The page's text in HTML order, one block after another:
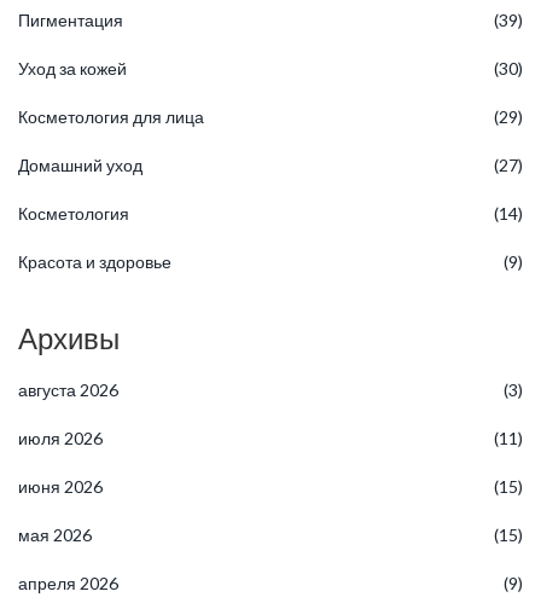
Пигментация (39)
Уход за кожей (30)
Косметология для лица (29)
Домашний уход (27)
Косметология (14)
Красота и здоровье (9)
Архивы
августа 2026 (3)
июля 2026 (11)
июня 2026 (15)
мая 2026 (15)
апреля 2026 (9)